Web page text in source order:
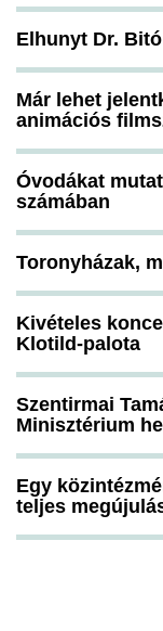
Elhunyt Dr.
Már lehet
animációs
Óvodákat
számában
Toronyházak,
Kivételes
Klotild-palota
Szentirmai
Minisztérium
Egy
teljes